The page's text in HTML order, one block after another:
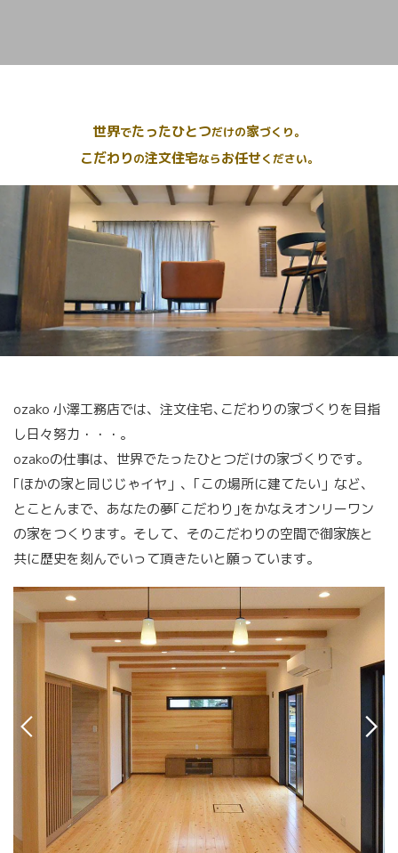
世界でたったひとつだけの家づくり。
こだわりの注文住宅ならお任せください。
ozako 小澤工務店では、注文住宅､こだわりの家づくりを目指
し日々努力・・・。
ozakoの仕事は、世界でたったひとつだけの家づくりです。
｢ほかの家と同じじゃイヤ」、｢この場所に建てたい」など、
とことんまで、あなたの夢｢こだわり｣をかなえオンリーワン
の家をつくります。そして、そのこだわりの空間で御家族と
共に歴史を刻んでいって頂きたいと願っています｡